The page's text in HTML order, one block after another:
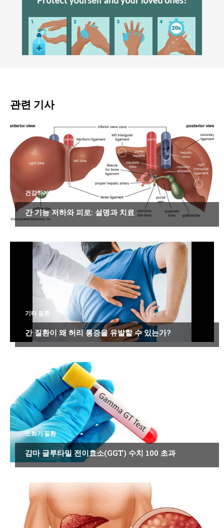
관련 기사
건강하게 살기
간 기능 저하와 피로: 설명과 치료
기타 질환
간 질환이 왜 허리 통증을 유발할 수 있는가?
소화기 질환
감마 글루타밀 전이효소(GGT) 수치 100 초과